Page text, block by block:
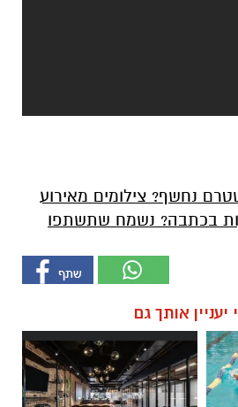
נחשף? צילומים מאירוע
בכתבה? נשמח שתשתפו
יעניין אותך גם